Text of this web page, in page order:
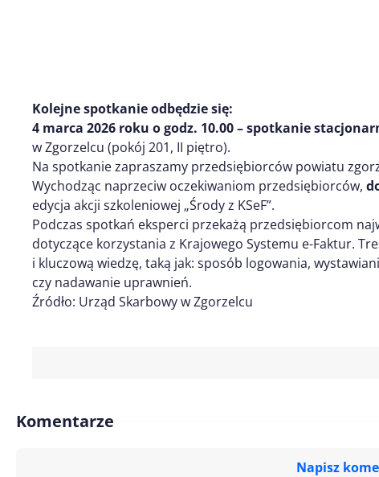
Kolejne spotkanie odbędzie się:
4 marca 2026 roku o godz. 10.00 – spotkanie
w Zgorzelcu (pokój 201, II piętro).
Na spotkanie zapraszamy przedsiębiorców powiatu
Wychodząc naprzeciw oczekiwaniom przedsiębiorców,
edycja akcji szkoleniowej „Środy z KSeF”.
Podczas spotkań eksperci przekażą przedsiębiorcom
dotyczące korzystania z Krajowego Systemu e-Faktur.
i kluczową wiedzę, taką jak: sposób logowania,
czy nadawanie uprawnień.
Źródło: Urząd Skarbowy w Zgorzelcu
Komentarze
Napisz